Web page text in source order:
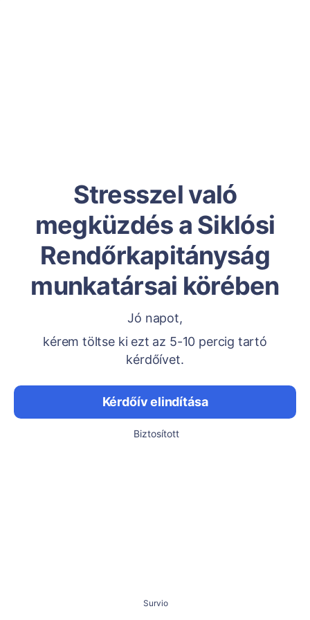
Stresszel való
megküzdés a Siklósi
Rendőrkapitányság
munkatársai körében
Jó napot,
kérem töltse ki ezt az 5-10 percig tartó
kérdőívet.
Kérdőív elindítása
Biztosított
Survio